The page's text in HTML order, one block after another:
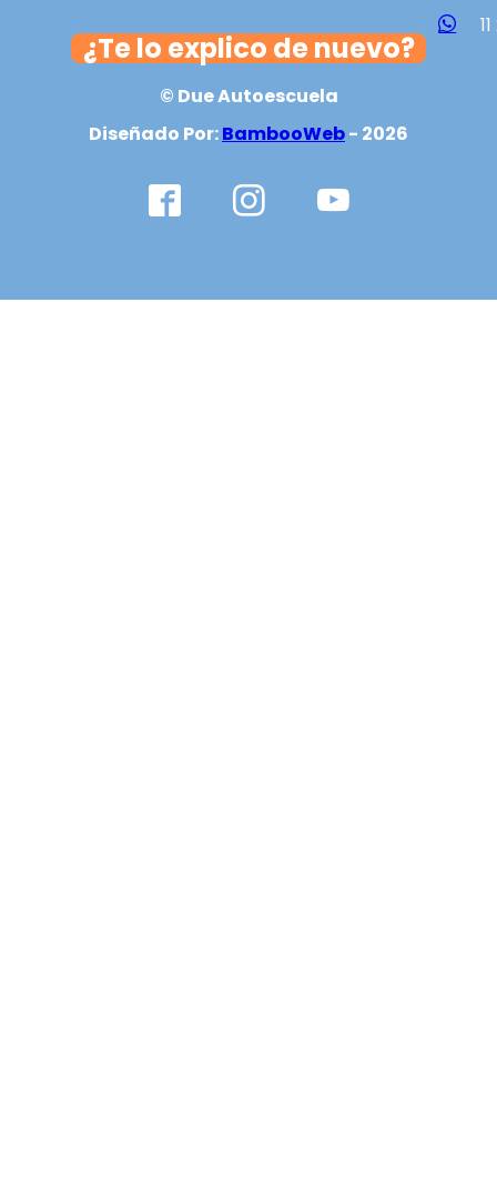
¿Te lo explico de nuevo?
© Due Autoescuela
Diseñado Por:BambooWeb- 2026